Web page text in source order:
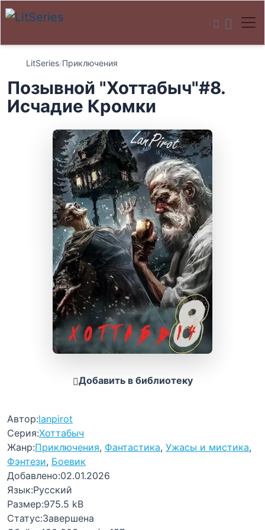
LitSeries/Приключения
Позывной "Хоттабыч"#8.
Исчадие Кромки
Добавить в библиотеку
Автор:lanpirot
Серия:Хоттабыч
Жанр:Приключения, Фантастика, Ужасы и мистика,
Фэнтези, Боевик
Добавлено:02.01.2026
Язык:Русский
Размер:975.5 kB
Статус:Завершена